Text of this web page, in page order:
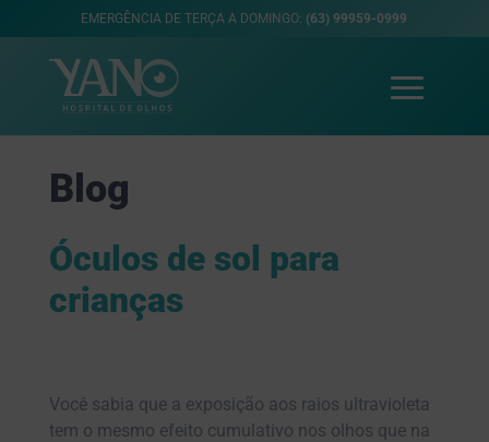
EMERGÊNCIA DE TERÇA A DOMINGO: (63) 99959-0999
Blog
Óculos de sol para
crianças
Você sabia que a exposição aos raios ultravioleta
tem o mesmo efeito cumulativo nos olhos que na